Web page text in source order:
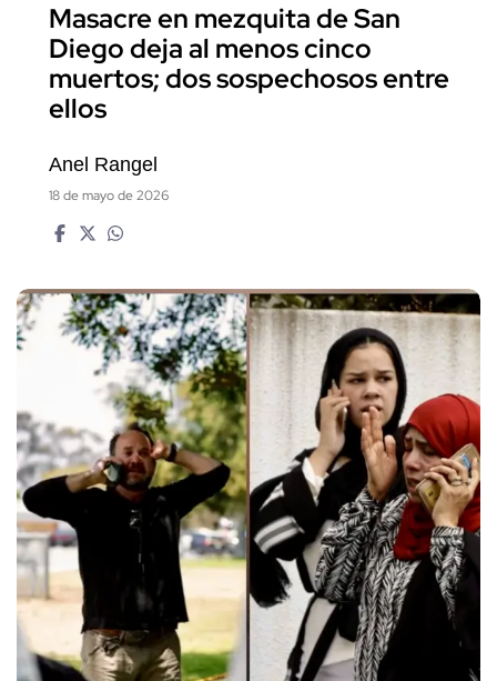
Masacre en mezquita de San
Diego deja al menos cinco
muertos; dos sospechosos entre
ellos
Anel Rangel
18 de mayo de 2026